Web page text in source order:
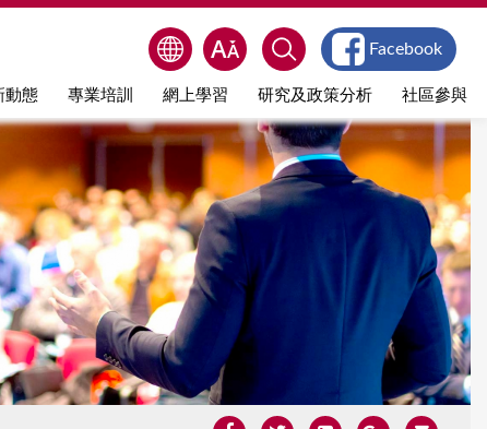
動態 專業培訓 網上學習 研究及政策分析 社區參與
Facebook